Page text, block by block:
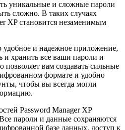
уникальные и сложные пароли
сложно. В таких случаях
XP становится незаменимым
удобное и надежное приложение,
и хранить все ваши пароли и
вам создавать сильные
формате и удобно
чтобы вы всегда могли
Password Manager XP
Все пароли и данные сохраняются
базе данных, доступ к